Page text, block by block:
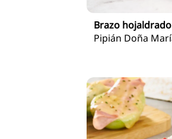
Brazo hojaldrado
Pipián Doña